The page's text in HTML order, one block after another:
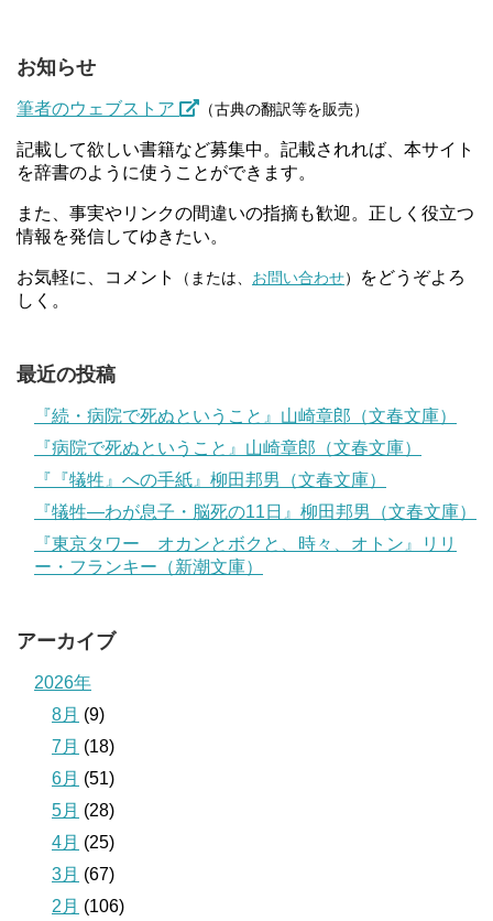
お知らせ
筆者のウェブストア （古典の翻訳等を販売）
記載して欲しい書籍など募集中。記載されれば、本サイト
を辞書のように使うことができます。
また、事実やリンクの間違いの指摘も歓迎。正しく役立つ
情報を発信してゆきたい。
お気軽に、コメント （または、 お問い合わせ）
をどうぞよろ
しく。
最近の投稿
『続・病院で死ぬということ』山崎章郎（文春文庫）
『病院で死ぬということ』山崎章郎（文春文庫）
『『犠牲』への手紙』柳田邦男（文春文庫）
『犠牲―わが息子・脳死の11日』柳田邦男（文春文庫）
『東京タワー オカンとボクと、時々、オトン』リリ
ー・フランキー（新潮文庫）
アーカイブ
2026年
8月 (9)
7月 (18)
6月 (51)
5月 (28)
4月 (25)
3月 (67)
2月 (106)